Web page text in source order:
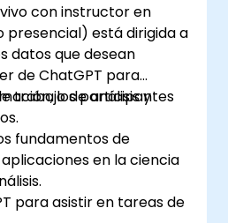
con instructor en
presencial) está dirigida a
datos que desean
de ChatGPT para
trabajo de análisis y
los participantes
fundamentos de
en la ciencia
para asistir en tareas de